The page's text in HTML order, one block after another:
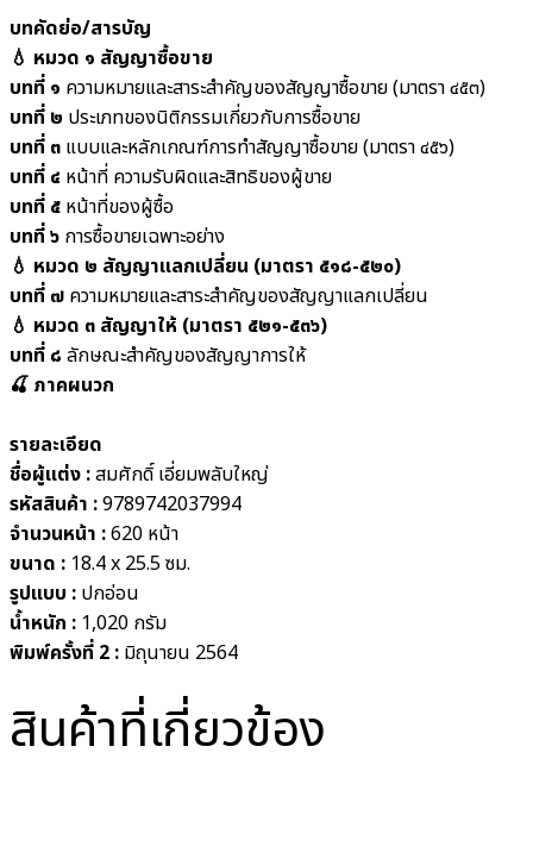
บทคัดย่อ/สารบัญ
💧 หมวด ๑ สัญญาซื้อขาย
บทที่ ๑ ความหมายและสาระสำคัญของสัญญาซื้อขาย (มาตรา ๔๕๓)
บทที่ ๒ ประเภทของนิติกรรมเกี่ยวกับการซื้อขาย
บทที่ ๓ แบบและหลักเกณฑ์การทำสัญญาซื้อขาย (มาตรา ๔๕๖)
บทที่ ๔ หน้าที่ ความรับผิดและสิทธิของผู้ขาย
บทที่ ๕ หน้าที่ของผู้ซื้อ
บทที่ ๖ การซื้อขายเฉพาะอย่าง
💧 หมวด ๒ สัญญาแลกเปลี่ยน (มาตรา ๕๑๘-๕๒๐)
บทที่ ๗ ความหมายและสาระสำคัญของสัญญาแลกเปลี่ยน
💧 หมวด ๓ สัญญาให้ (มาตรา ๕๒๑-๕๓๖)
บทที่ ๘ ลักษณะสำคัญของสัญญาการให้
🍒 ภาคผนวก
รายละเอียด
ชื่อผู้แต่ง :สมศักดิ์ เอี่ยมพลับใหญ่
รหัสสินค้า :9789742037994
จำนวนหน้า :620 หน้า
ขนาด : 18.4 x 25.5 ซม.
รูปแบบ : ปกอ่อน
น้ำหนัก : 1,020 กรัม
พิมพ์ครั้งที่ 2 : มิถุนายน 2564
สินค้าที่เกี่ยวข้อง